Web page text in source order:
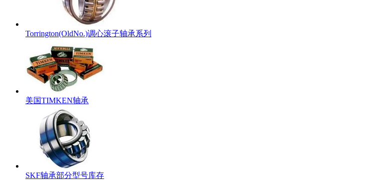
Torrington(OldNo.)调心滚子轴承系列
美国TIMKEN轴承
SKF轴承部分型号库存